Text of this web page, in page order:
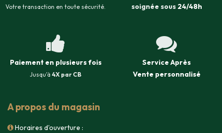
Votre transaction en toute sécurité.
soignée sous 24/48h
Paiement en plusieurs fois
Jusqu'à 4X par CB
Service Après
Vente personnalisé
A propos du magasin
Horaires d'ouverture :